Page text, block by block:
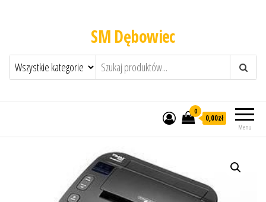
SM Dębowiec
Menu
0
0,00zł